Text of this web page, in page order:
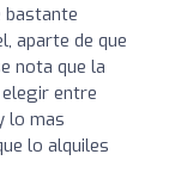
bastante
aparte de que
nota que la
entre
lo mas
lo alquiles